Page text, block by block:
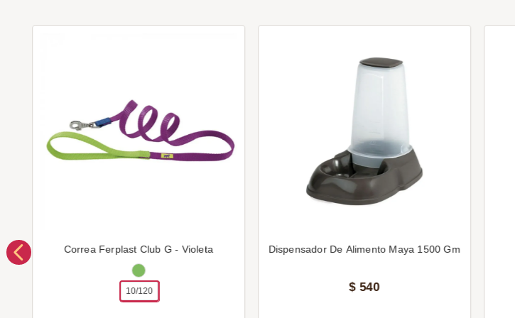
Correa Ferplast Club G - Violeta
10/120
Dispensador De Alimento Maya 1500 Gm
$ 540